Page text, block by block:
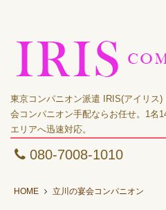
東京コンパニオン派遣 IRIS(アイリス
会コンパニオン手配ならお任せ。1名
エリアへ迅速対応。
080-7008-1010
HOME 立川の宴会コンパニオン